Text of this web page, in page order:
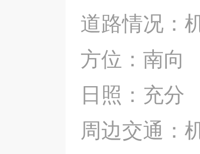
道路情况：
方位：南向
日照：充分
周边交通：